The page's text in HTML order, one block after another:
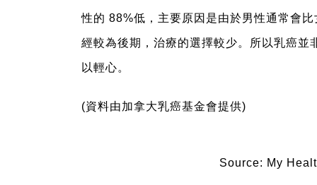
性的 88%低，主要原因是由於男性通常會
經較為後期，治療的選擇較少。所以乳癌
以輕心。
(資料由加拿大乳癌基金會提供)
Source: My